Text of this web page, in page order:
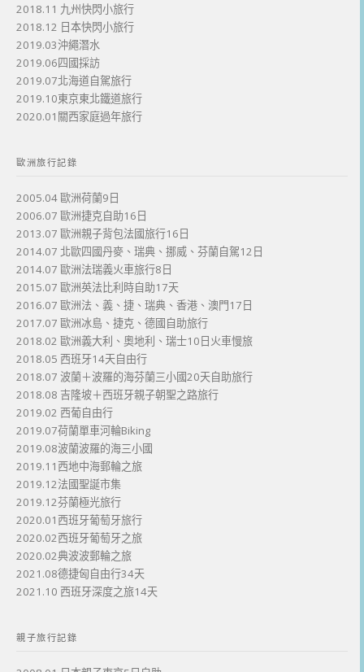
2018.11 九州快閃小旅行
2018.12 日本快閃小旅行
2019.03沖繩潛水
2019.06四國採訪
2019.07北海道自駕旅行
2019.10東京東北鐵道旅行
2020.01關西家庭過年旅行
歐洲旅行記錄
2005.04 歐洲荷蘭9日
2006.07 歐洲捷克自助16日
2013.07 歐洲親子背包法國旅行16日
2014.07 北歐四國丹麥、瑞典、挪威、芬蘭自駕12日
2014.07 歐洲法瑞義火車旅行8日
2015.07 歐洲英法比利時自助17天
2016.07 歐洲法、義、捷、瑞典、香港、澳門17日
2017.07 歐洲冰島、捷克、德國自助旅行
2018.02 歐洲義大利、奧地利、瑞士10日火車慢旅
2018.05 西班牙14天自由行
2018.07 波蘭＋波羅的海芬蘭三小國20天自助旅行
2018.08 吉隆坡＋西班牙親子朝聖之路旅行
2019.02 西葡自由行
2019.07荷蘭單車河輪Biking
2019.08波蘭波羅的海三小國
2019.11西地中海郵輪之旅
2019.12法國聖誕市集
2019.12芬蘭極光旅行
2020.01西班牙葡萄牙旅行
2020.02西班牙葡萄牙之旅
2020.02典波波郵輪之旅
2021.08德捷匈自由行34天
2021.10 西班牙深度之旅14天
親子旅行記錄